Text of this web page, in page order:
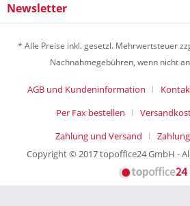
Newsletter
* Alle Preise inkl. gesetzl. Mehrwertsteuer
Nachnahmegebühren, wenn nicht
AGB und Kundeninformation
Per Fax bestellen
Zahlung und Versand
Copyright © 2017 topoffice24 GmbH -